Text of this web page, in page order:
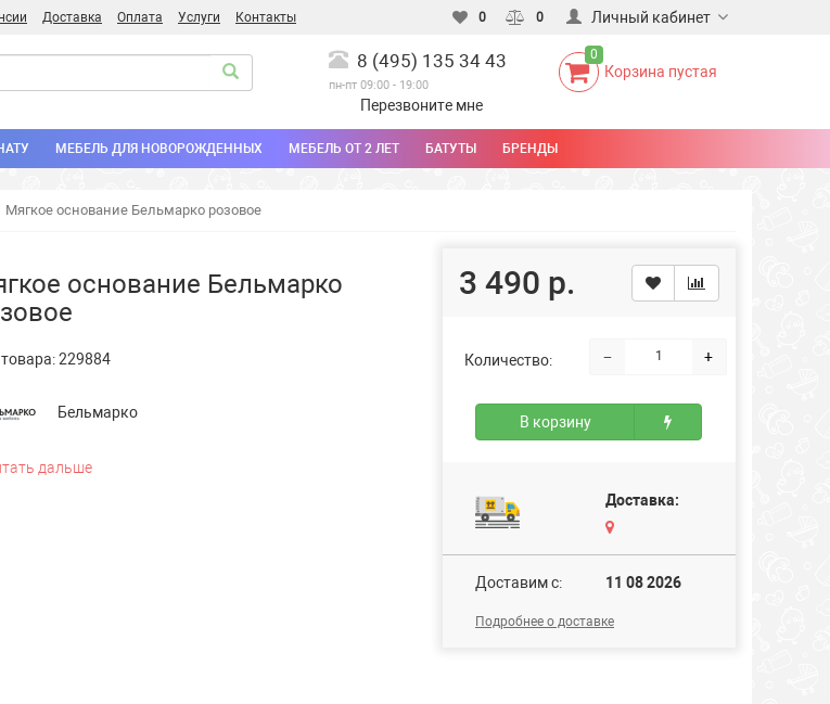
Доставка Оплата Услуги Контакты 0 0 Личный кабинет
8 (495) 135 34 43
пн-пт 09:00 - 19:00
Перезвоните мне
0
Корзина пустая
МЕБЕЛЬ ДЛЯ НОВОРОЖДЕННЫХ МЕБЕЛЬ ОТ 2 ЛЕТ БАТУТЫ БРЕНДЫ
Мягкое основание Бельмарко розовое
основание Бельмарко
229884
Бельмарко
дальше
3 490 р.
Количество: − +
В корзину
Доставка:
Доставим c: 11 08 2026
Подробнее о доставке